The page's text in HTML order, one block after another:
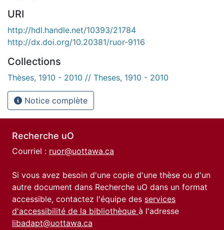
URI
http://hdl.handle.net/10393/21784
http://dx.doi.org/10.20381/ruor-9116
Collections
Thèses, 1910 - 2010 // Theses, 1910 - 2010
Notice complète
Recherche uO
Courriel : ruor@uottawa.ca
Si vous avez besoin d'une copie d'une thèse ou d'un
autre document dans Recherche uO dans un format
accessible, contactez l'équipe des services
d'accessibilité de la bibliothèque à l'adresse
libadapt@uottawa.ca